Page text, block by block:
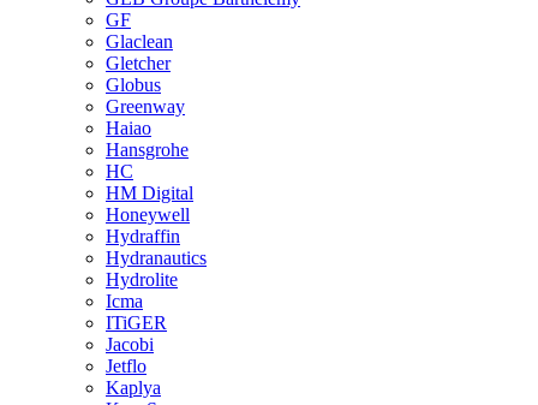
GF
Glaclean
Gletcher
Globus
Greenway
Haiao
Hansgrohe
HC
HM Digital
Honeywell
Hydraffin
Hydranautics
Hydrolite
Icma
ITiGER
Jacobi
Jetflo
Kaplya